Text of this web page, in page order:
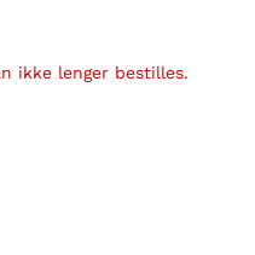
ikke lenger bestilles.